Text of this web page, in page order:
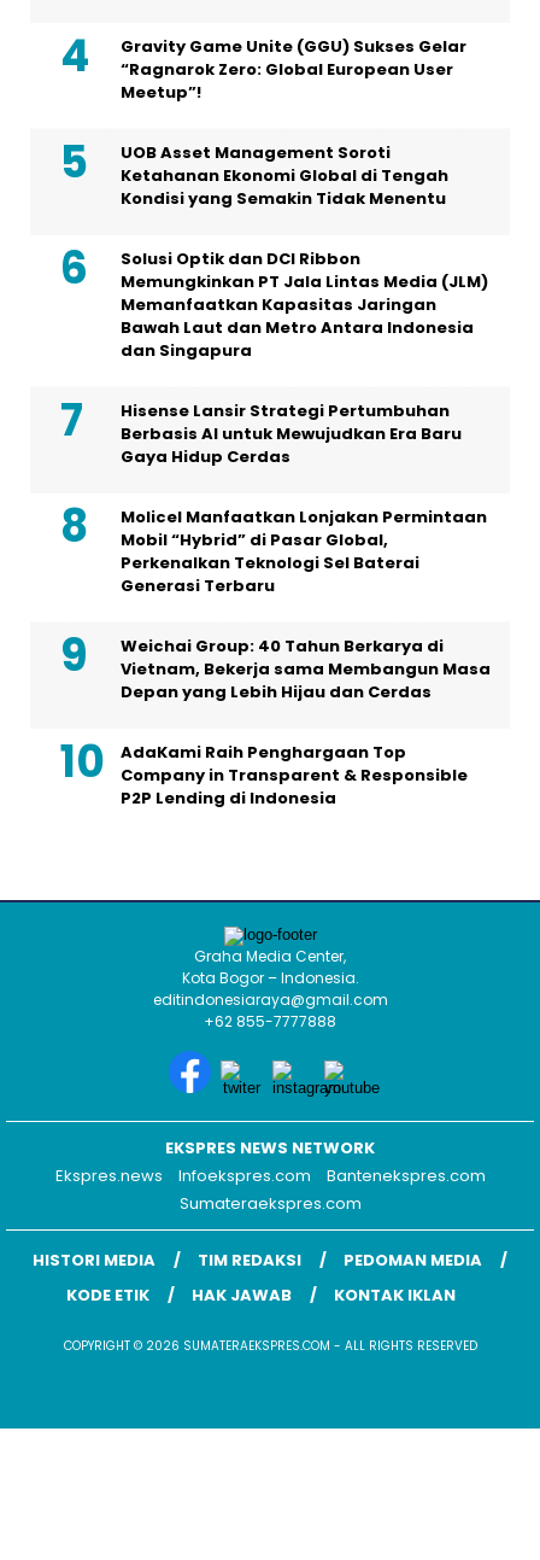
Gravity Game Unite (GGU) Sukses Gelar
“Ragnarok Zero: Global European User
Meetup”!
UOB Asset Management Soroti
Ketahanan Ekonomi Global di Tengah
Kondisi yang Semakin Tidak Menentu
Solusi Optik dan DCI Ribbon
Memungkinkan PT Jala Lintas Media (JLM)
Memanfaatkan Kapasitas Jaringan
Bawah Laut dan Metro Antara Indonesia
dan Singapura
Hisense Lansir Strategi Pertumbuhan
Berbasis AI untuk Mewujudkan Era Baru
Gaya Hidup Cerdas
Molicel Manfaatkan Lonjakan Permintaan
Mobil “Hybrid” di Pasar Global,
Perkenalkan Teknologi Sel Baterai
Generasi Terbaru
Weichai Group: 40 Tahun Berkarya di
Vietnam, Bekerja sama Membangun Masa
Depan yang Lebih Hijau dan Cerdas
AdaKami Raih Penghargaan Top
Company in Transparent & Responsible
P2P Lending di Indonesia
Graha Media Center,
Kota Bogor – Indonesia.
editindonesiaraya@gmail.com
+62 855-7777888
EKSPRES NEWS NETWORK
Ekspres.news
Infoekspres.com
Bantenekspres.com
Sumateraekspres.com
HISTORI MEDIA TIM REDAKSI
PEDOMAN MEDIA
KODE ETIK
HAK JAWAB KONTAK IKLAN
COPYRIGHT © 2026 SUMATERAEKSPRES.COM - ALL RIGHTS RESERVED